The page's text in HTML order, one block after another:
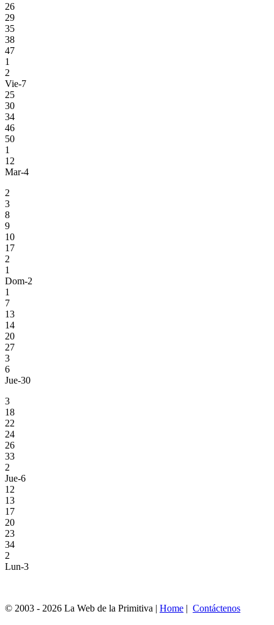
26
29
35
38
47
1
2
Vie-7
25
30
34
46
50
1
12
Mar-4
2
3
8
9
10
17
2
1
Dom-2
1
7
13
14
20
27
3
6
Jue-30
3
18
22
24
26
33
2
Jue-6
12
13
17
20
23
34
2
Lun-3
© 2003 - 2026 La Web de la Primitiva | Home | Contáctenos